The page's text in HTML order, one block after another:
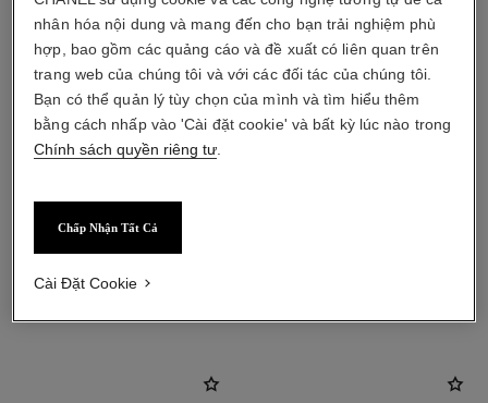
nhân hóa nội dung và mang đến cho bạn trải nghiệm phù
hợp, bao gồm các quảng cáo và đề xuất có liên quan trên
trang web của chúng tôi và với các đối tác của chúng tôi.
Bạn có thể quản lý tùy chọn của mình và tìm hiểu thêm
bằng cách nhấp vào 'Cài đặt cookie' và bất kỳ lúc nào trong
Chính sách quyền riêng tư
Chấp Nhận Tất Cả
Cài Đặt Cookie